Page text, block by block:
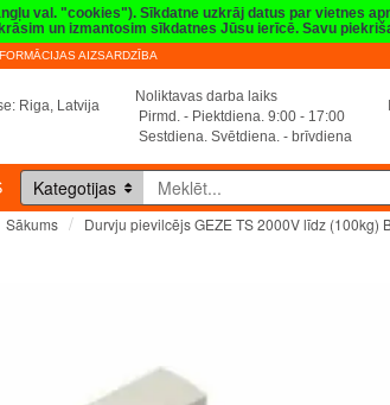
val. "cookies"). Sīkdatne uzkrāj datus par vietnes
un izmantosim sīkdatnes Jūsu ierīcē. Savu
AIZSARDZĪBA
Riga, Latvija
Noliktavas darba laiks
Pirmd. - Piektdiena. 9:00 - 17:00
Sestdiena. Svētdiena. - brīvdiena
Kategotijas
Sākums Durvju pievilcējs GEZE TS 2000V līdz (100kg)